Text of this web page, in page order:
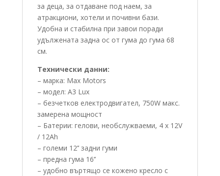
за деца, за отдаване под наем, за
атракциони, хотели и почивни бази.
Удобна и стабилна при завои поради
удължената задна ос от гума до гума 68
см.
Технически данни:
– марка: Max Motors
– модел: A3 Lux
– безчетков електродвигател, 750W макс.
замерена мощност
– Батерии: гелови, необслужваеми, 4 x 12V
/ 12Ah
– големи 12’’ задни гуми
– предна гума 16’’
– удобно въртящо се кожено кресло с